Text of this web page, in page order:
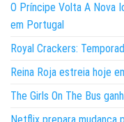
O Príncipe Volta A Nova
em Portugal
Royal Crackers:
Reina Roja estreia hoje
The Girls On The Bus